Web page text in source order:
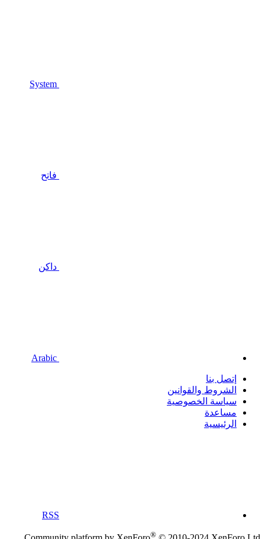
فاتح
داكن
إتصل بنا
الشروط والقوانين
سياسة الخصوصية
مساعدة
الرئيسية
RSS
®